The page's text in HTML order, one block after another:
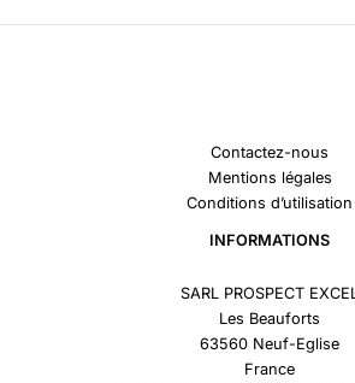
Contactez-nous
Mentions légales
Conditions d’utilisation
INFORMATIONS
SARL PROSPECT EXCEL
Les Beauforts
63560 Neuf-Eglise
France